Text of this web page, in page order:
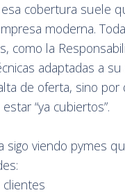
esa cobertura suele
moderna.
como la
adaptadas a su
de oferta, sino
“ya cubiertos”.
sigo viendo pymes
clientes